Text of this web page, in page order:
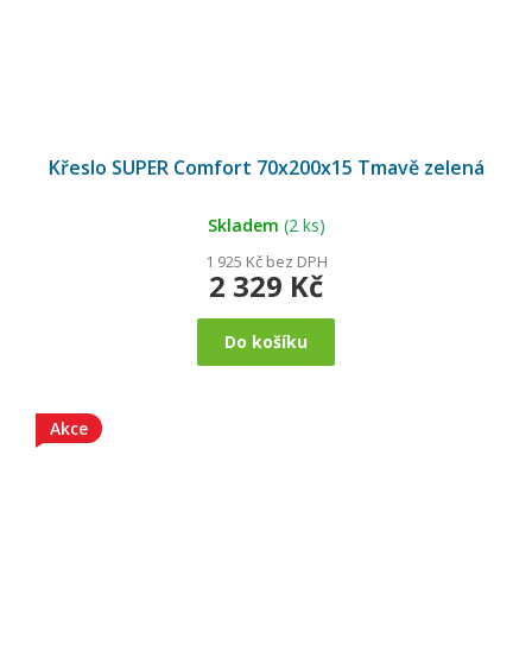
Křeslo SUPER Comfort 70x200x15 Tmavě zelená
Skladem (2 ks)
1 925 Kč bez DPH
2 329 Kč
Do košíku
Akce